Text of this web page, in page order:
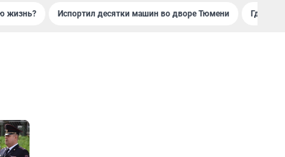
жизнь? Испортил десятки машин во дворе Тюмени Где